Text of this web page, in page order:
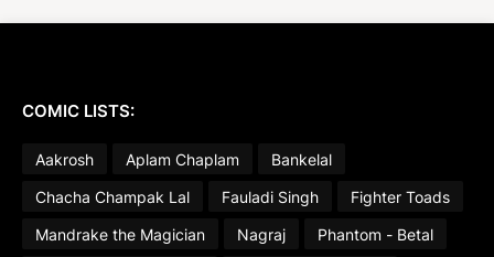
COMIC LISTS:
Aakrosh Aplam Chaplam
Bankelal
Chacha Champak Lal
Fauladi Singh
Fighter Toads
Mandrake the Magician
Nagraj
Phantom - Betal